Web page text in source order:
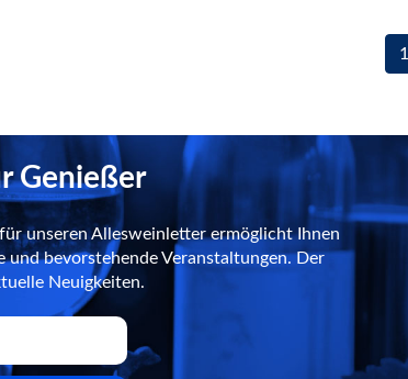
1
Genießer
unseren Allesweinletter ermöglicht Ihnen
bevorstehende Veranstaltungen. Der
Neuigkeiten.